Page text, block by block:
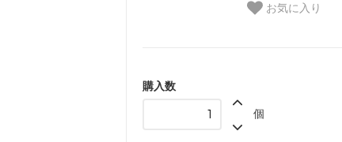
お気に入り
購入数
個